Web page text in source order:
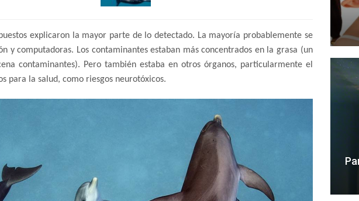
explicaron la mayor parte de lo detectado. La mayoría probablemente se
y computadoras. Los contaminantes estaban más concentrados en la grasa (un
contaminantes). Pero también estaba en otros órganos, particularmente el
para la salud, como riesgos neurotóxicos.